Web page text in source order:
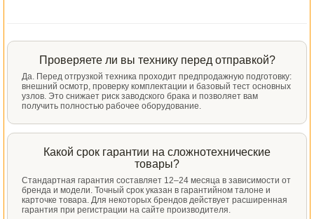
Проверяете ли вы технику перед отправкой?
Да. Перед отгрузкой техника проходит предпродажную подготовку:
внешний осмотр, проверку комплектации и базовый тест основных
узлов. Это снижает риск заводского брака и позволяет вам
получить полностью рабочее оборудование.
Какой срок гарантии на сложнотехнические
товары?
Стандартная гарантия составляет 12–24 месяца в зависимости от
бренда и модели. Точный срок указан в гарантийном талоне и
карточке товара. Для некоторых брендов действует расширенная
гарантия при регистрации на сайте производителя.